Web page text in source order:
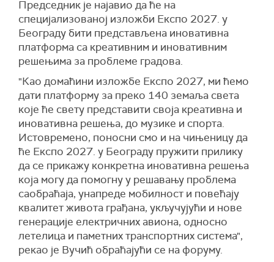
Председник је најавио да ће на
специјализованој изложби Експо 2027. у
Београду бити представљена иновативна
платформа са креативним и иновативним
решењима за проблеме градова.
"Као домаћини изложбе Експо 2027, ми ћемо
дати платформу за преко 140 земаља света
које ће свету представити своја креативна и
иновативна решења, до музике и спорта.
Истовремено, поносни смо и на чињеницу да
ће Експо 2027. у Београду пружити прилику
да се прикажу конкретна иновативна решења
која могу да помогну у решавању проблема
саобраћаја, унапреде мобилност и повећају
квалитет живота грађана, укључујући и нове
генерације електричних авиона, односно
летелица и паметних транспортних система",
рекао је Вучић обраћајући се на форуму.